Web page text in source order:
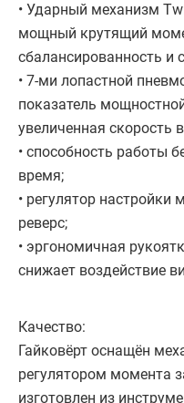
• Ударный механизм
мощный крутящий
сбалансированность и
• 7-ми лопастной
показатель
увеличенная скорость
• способность работы
время;
• регулятор
реверс;
• эргономичная
снижает воздействие
Качество:
Гайковёрт оснащён
регулятором момента
изготовлен из